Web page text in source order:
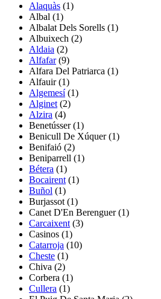
Alaquàs (1)
Albal (1)
Albalat Dels Sorells (1)
Albuixech (2)
Aldaia (2)
Alfafar(9)
Alfara Del Patriarca (1)
Alfauir(1)
Algemesí(1)
Alginet(2)
Alzira (4)
Benetússer(1)
Benicull De Xúquer(1)
Benifaió (2)
Beniparrell (1)
Bétera (1)
Bocairent(1)
Buñol (1)
Burjassot (1)
Canet D'En Berenguer(1)
Carcaixent(3)
Casinos (1)
Catarroja (10)
Cheste (1)
Chiva (2)
Corbera (1)
Cullera (1)